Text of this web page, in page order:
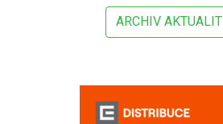
ARCHIV AKTUALIT